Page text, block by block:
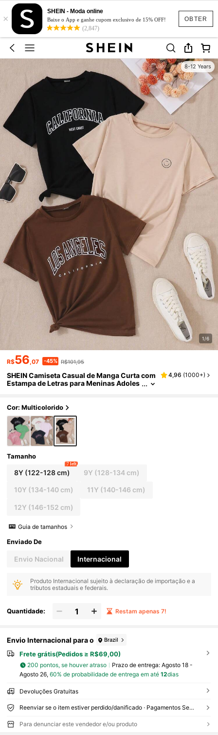
OBTER
×
SHEIN - Moda online
Baixe o App e ganhe cupom exclusivo de 15% OFF!
(2,847)
8-12 Years
1/6
R$56,07 -45% R$101,95
SHEIN Camiseta Casual de Manga Curta com
Estampa de Letras para Meninas Adoles
4,96 (1000+)
Cor: Multicolorido
Tamanho
8Y(122-128 cm)
7 left
9Y (128-134 cm)
10Y (134-140 cm) 11Y (140-146 cm)
12Y (146-152 cm)
Guia de tamanhos
Enviado De
Envio Nacional Internacional
Produto Internacional sujeito à declaração de importação e a
tributos estaduais e federais.
Quantidade: Restam apenas 7!
Envio Internacional para o Brazil
Frete grátis(Pedidos ≥ R$69,00)
200 pontos, se houver atraso Prazo de entrega: Agosto 18 -
Agosto 26, 60% de probabilidade de entrega em até 12dias
Devoluções Gratuitas
Reenviar se o item estiver perdido/danificado · Pagamentos Seguros · Proteção de privacidade
Para denunciar este vendedor e/ou produto